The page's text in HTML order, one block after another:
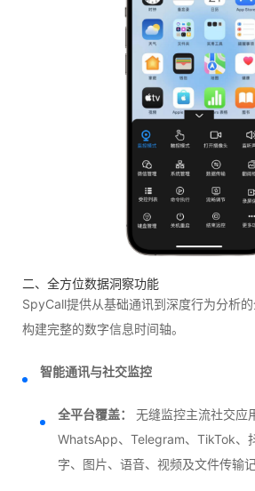
二、全方位数据洞察功能
SpyCall提供从基础通讯到深度行为分析
构建完整的数字信息时间轴。
智能通讯与社交监控
全平台覆盖：
无缝监控主流社交应
WhatsApp、Telegram、TikTok、
字、图片、语音、视频及文件传输记